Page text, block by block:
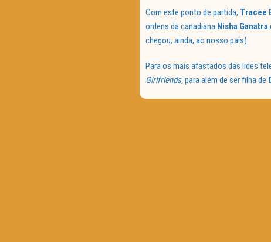
Com este ponto de partida, Tracee
ordens da canadiana Nisha Ganatra
chegou, ainda, ao nosso país).
Para os mais afastados das lides
Girlfriends,para além de ser filha de